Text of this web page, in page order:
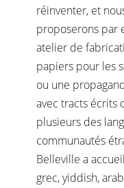
réinventer, et
proposerons par
atelier de
papiers pour les
ou une
avec tracts écrits
plusieurs des
communautés
Belleville a
grec, yiddish,